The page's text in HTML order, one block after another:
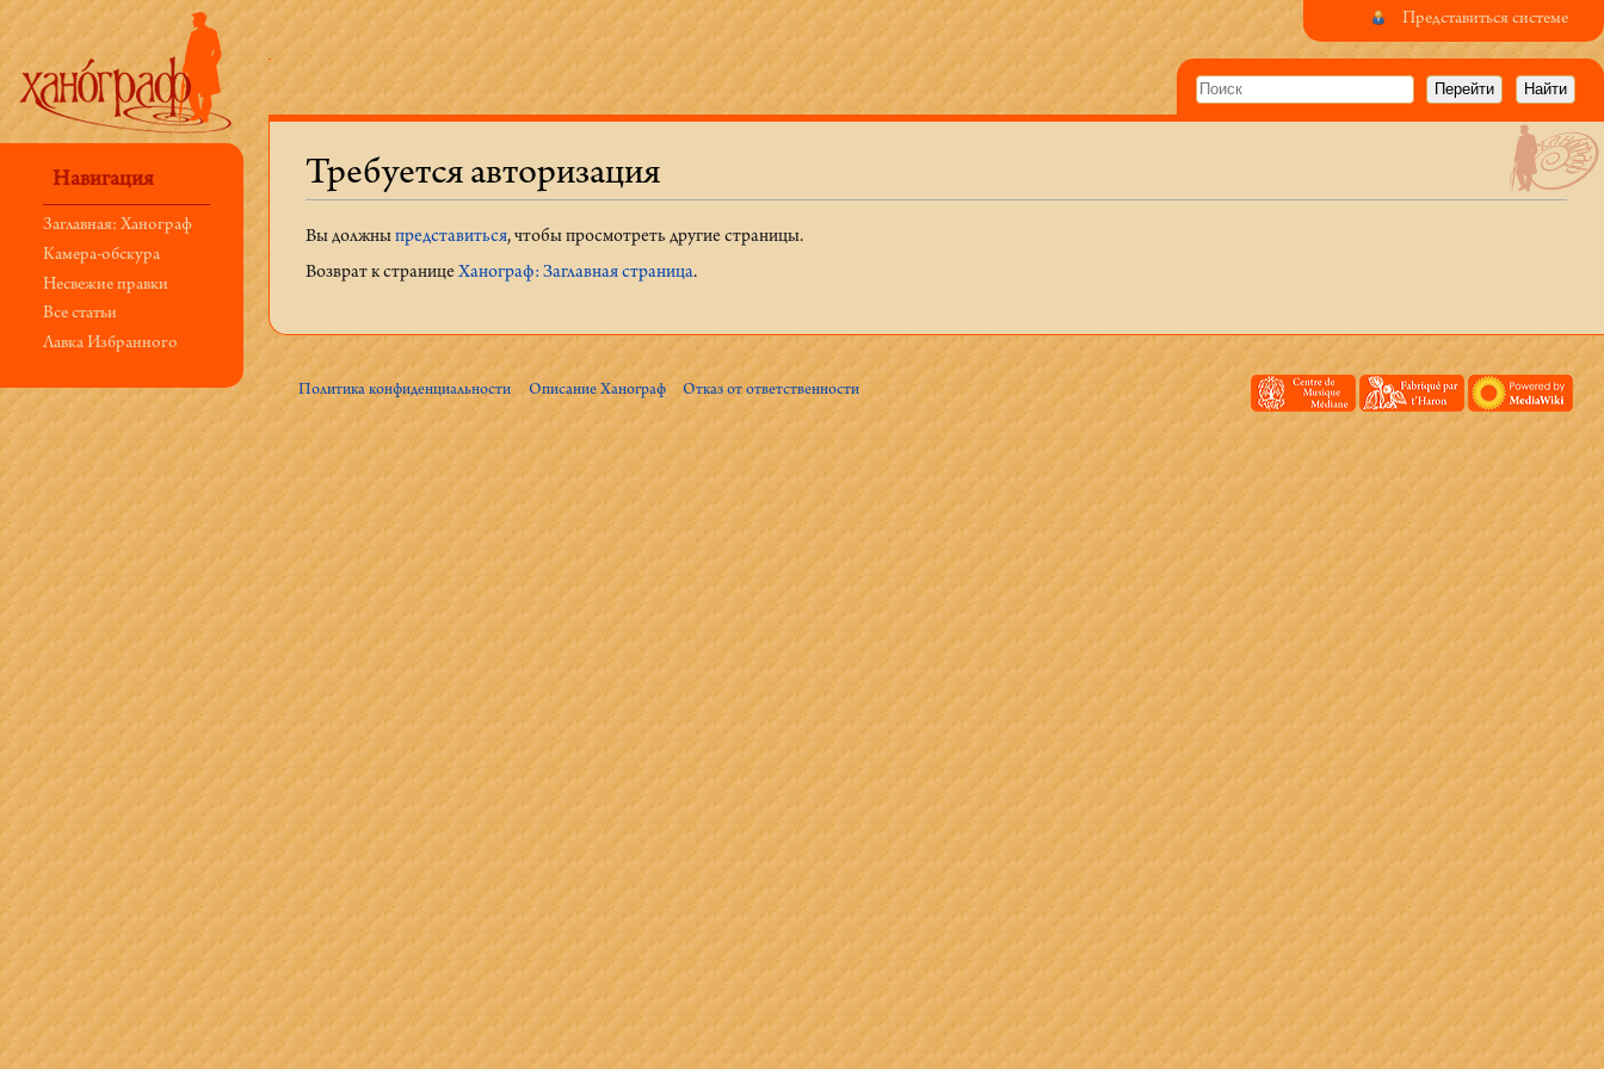
Требуется авторизация
Вы должныпредставиться, чтобы просмотреть другие страницы.
Возврат к страницеХанограф: Заглавная страница.
Представиться системе
Навигация
Заглавная: Ханограф
Камера-обскура
Несвежие правки
Все статьи
Лавка Избранного
Политика конфиденциальности Описание Ханограф Отказ от ответственности